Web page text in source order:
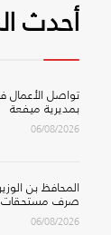
أحدث
تواصل الأعمال
بمديرية ميفعة
06/08/2026
المحافظ بن
صرف مستحقات
06/08/2026